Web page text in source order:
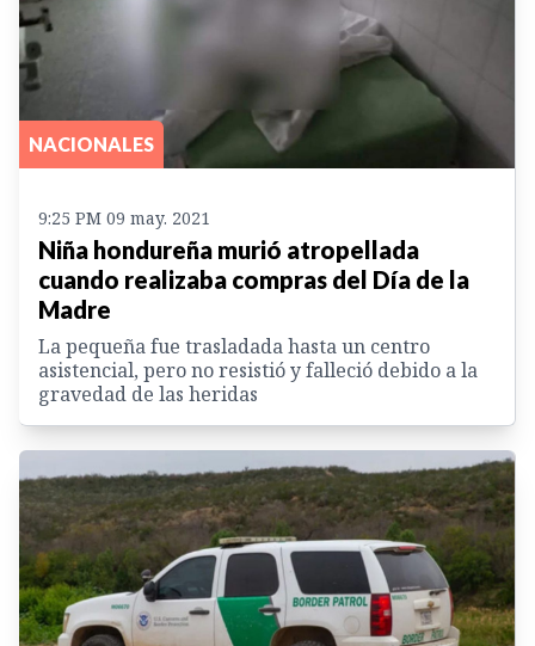
NACIONALES
9:25 PM 09 may. 2021
Niña hondureña murió atropellada
cuando realizaba compras del Día de la
Madre
La pequeña fue trasladada hasta un centro
asistencial, pero no resistió y falleció debido a la
gravedad de las heridas